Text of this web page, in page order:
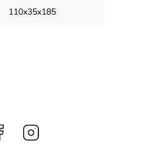
110x35x185
Facebook